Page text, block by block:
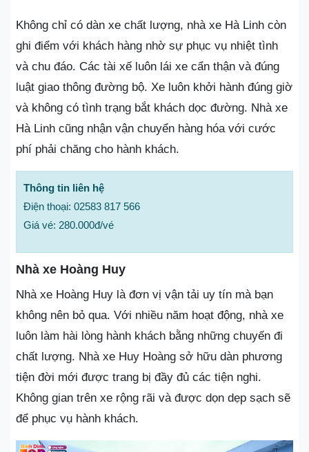
Không chỉ có dàn xe chất lượng, nhà xe Hà Linh còn
ghi điểm với khách hàng nhờ sự phục vụ nhiệt tình
và chu đáo. Các tài xế luôn lái xe cẩn thận và đúng
luật giao thông đường bộ. Xe luôn khởi hành đúng giờ
và không có tình trạng bắt khách dọc đường. Nhà xe
Hà Linh cũng nhận vận chuyển hàng hóa với cước
phí phải chăng cho hành khách.
Thông tin liên hệ
Điện thoại: 02583 817 566
Giá vé: 280.000đ/vé
Nhà xe Hoàng Huy
Nhà xe Hoàng Huy là đơn vị vận tải uy tín mà bạn
không nên bỏ qua. Với nhiều năm hoạt động, nhà xe
luôn làm hài lòng hành khách bằng những chuyến đi
chất lượng. Nhà xe Huy Hoàng sở hữu dàn phương
tiện đời mới được trang bị đầy đủ các tiện nghi.
Không gian trên xe rộng rãi và được dọn dẹp sạch sẽ
để phục vụ hành khách.